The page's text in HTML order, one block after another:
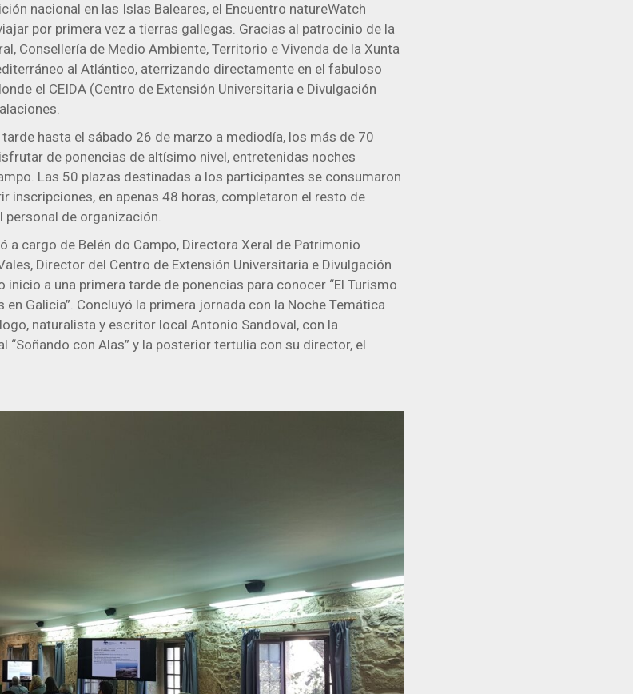
nacional en las Islas Baleares, el Encuentro natureWatch
por primera vez a tierras gallegas. Gracias al patrocinio de la
Consellería de Medio Ambiente, Territorio e Vivenda de la Xunta
al Atlántico, aterrizando directamente en el fabuloso
el CEIDA (Centro de Extensión Universitaria e Divulgación
hasta el sábado 26 de marzo a mediodía, los más de 70
de ponencias de altísimo nivel, entretenidas noches
Las 50 plazas destinadas a los participantes se consumaron
inscripciones, en apenas 48 horas, completaron el resto de
personal de organización.
a cargo de Belén do Campo, Directora Xeral de Patrimonio
Director del Centro de Extensión Universitaria e Divulgación
inicio a una primera tarde de ponencias para conocer “El Turismo
Galicia”. Concluyó la primera jornada con la Noche Temática
naturalista y escritor local Antonio Sandoval, con la
con Alas” y la posterior tertulia con su director, el